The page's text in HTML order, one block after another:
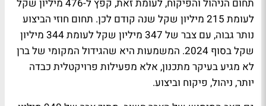
תחום הניהול והפיקוח, לעומת זאת, קפץ ל-476 מיליון שקל
לעומת 215 מיליון שקל שנה קודם לכן. תחום חוזי הביצוע
נותר גבוה, עם צבר של 347 מיליון שקל לעומת 344 מיליון
שקל בסוף 2024. המשמעות היא שהגידול המקומי של ברן
לא מגיע בעיקר מתכנון, אלא מפעילות פרויקטלית כבדה
יותר, ניהול, פיקוח וביצוע.